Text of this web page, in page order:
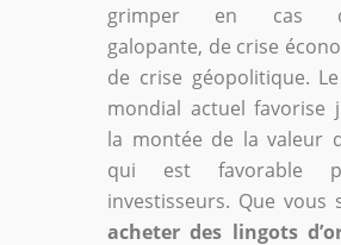
grimper en cas
galopante, de crise
de crise géopolitique.
mondial actuel favorise
la montée de la valeur
qui est favorable
investisseurs. Que vous
acheter des lingots